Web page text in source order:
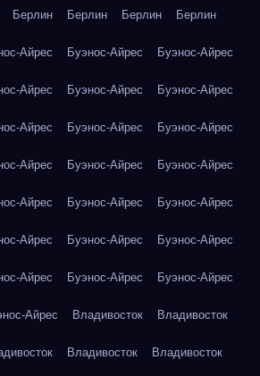
Берлин Берлин Берлин Берлин
Айрес Буэнос-Айрес Буэнос-Айрес
Айрес Буэнос-Айрес Буэнос-Айрес
Айрес Буэнос-Айрес Буэнос-Айрес
Айрес Буэнос-Айрес Буэнос-Айрес
Айрес Буэнос-Айрес Буэнос-Айрес
Айрес Буэнос-Айрес Буэнос-Айрес
Айрес Буэнос-Айрес Буэнос-Айрес
Айрес Владивосток Владивосток
Владивосток Владивосток